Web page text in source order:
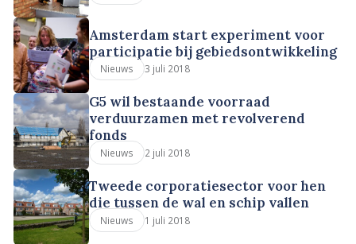
Amsterdam start experiment voor
participatie bij gebiedsontwikkeling
Nieuws 3 juli 2018
G5 wil bestaande voorraad
verduurzamen met revolverend
fonds
Nieuws 2 juli 2018
Tweede corporatiesector voor hen
die tussen de wal en schip vallen
Nieuws 1 juli 2018